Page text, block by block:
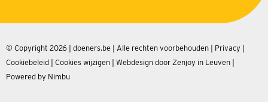
© Copyright 2026 | doeners.be | Alle rechten voorbehouden | Privacy
Cookiebeleid
Cookies wijzigen Webdesign door Zenjoy in Leuven
Powered by Nimbu